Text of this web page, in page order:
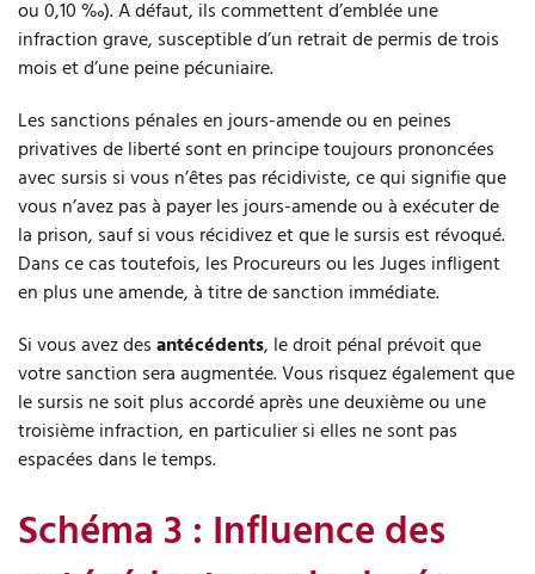
ou 0,10 ‰). A défaut, ils commettent d’emblée une
infraction grave, susceptible d’un retrait de permis de trois
mois et d’une peine pécuniaire.
Les sanctions pénales en jours-amende ou en peines
privatives de liberté sont en principe toujours prononcées
avec sursis si vous n’êtes pas récidiviste, ce qui signifie que
vous n’avez pas à payer les jours-amende ou à exécuter de
la prison, sauf si vous récidivez et que le sursis est révoqué.
Dans ce cas toutefois, les Procureurs ou les Juges infligent
en plus une amende, à titre de sanction immédiate.
Si vous avez desantécédents, le droit pénal prévoit que
votre sanction sera augmentée. Vous risquez également que
le sursis ne soit plus accordé après une deuxième ou une
troisième infraction, en particulier si elles ne sont pas
espacées dans le temps.
Schéma 3 : Influence des